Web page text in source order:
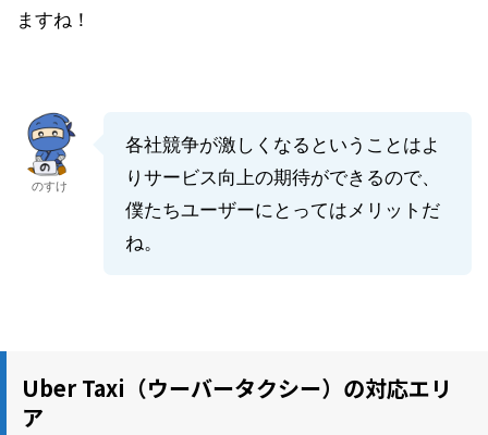
ますね！
のすけ
各社競争が激しくなるということはよ
りサービス向上の期待ができるので、
僕たちユーザーにとってはメリットだ
ね。
Uber Taxi（ウーバータクシー）の対応エリ
ア